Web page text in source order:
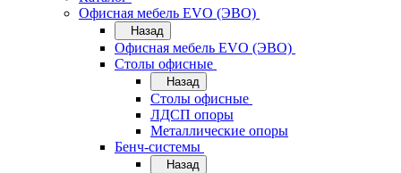
Офисная мебель EVO (ЭВО)
Назад
Офисная мебель EVO (ЭВО)
Cтолы офисные
Назад
Cтолы офисные
ЛДСП опоры
Металлические опоры
Бенч-системы
Назад